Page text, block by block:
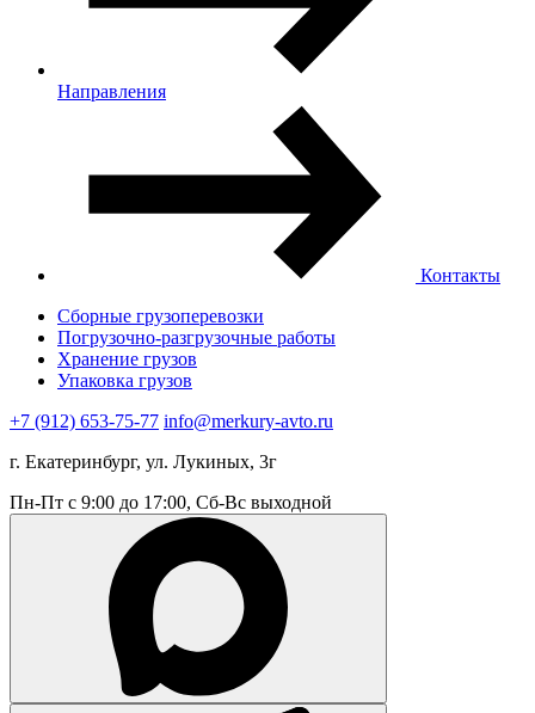
Направления
Контакты
Сборные грузоперевозки
Погрузочно-разгрузочные работы
Хранение грузов
Упаковка грузов
+7 (912) 653-75-77 info@merkury-avto.ru
г. Екатеринбург, ул. Лукиных, 3г
Пн-Пт с 9:00 до 17:00, Сб-Вс выходной